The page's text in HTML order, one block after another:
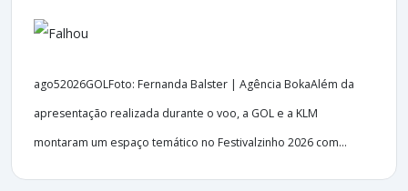
ago52026GOLFoto: Fernanda Balster | Agência BokaAlém da
apresentação realizada durante o voo, a GOL e a KLM
montaram um espaço temático no Festivalzinho 2026 com...